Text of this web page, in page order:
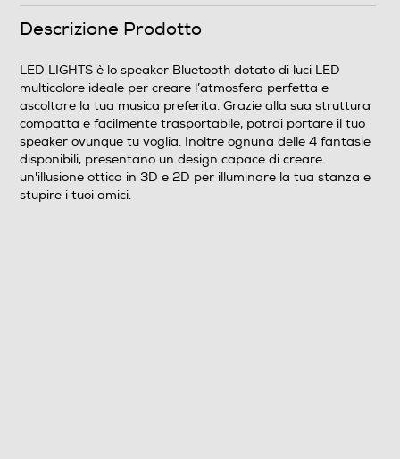
Informazioni sulla sicurezza del prodotto
Clicca qui
Descrizione Prodotto
LED LIGHTS è lo speaker Bluetooth dotato di luci LED
multicolore ideale per creare l’atmosfera perfetta e
ascoltare la tua musica preferita. Grazie alla sua struttura
compatta e facilmente trasportabile, potrai portare il tuo
speaker ovunque tu voglia. Inoltre ognuna delle 4 fantasie
disponibili, presentano un design capace di creare
un'illusione ottica in 3D e 2D per illuminare la tua stanza e
stupire i tuoi amici.